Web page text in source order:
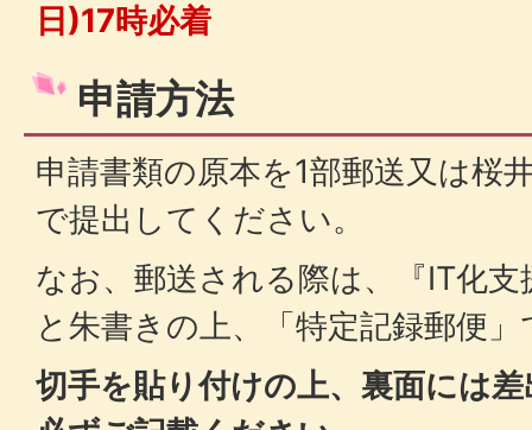
日)17時必着
申請方法
申請書類の原本を1部郵送又は桜
で提出してください。
なお、郵送される際は、『IT化
と朱書きの上、「特定記録郵便
切手を貼り付けの上、裏面には